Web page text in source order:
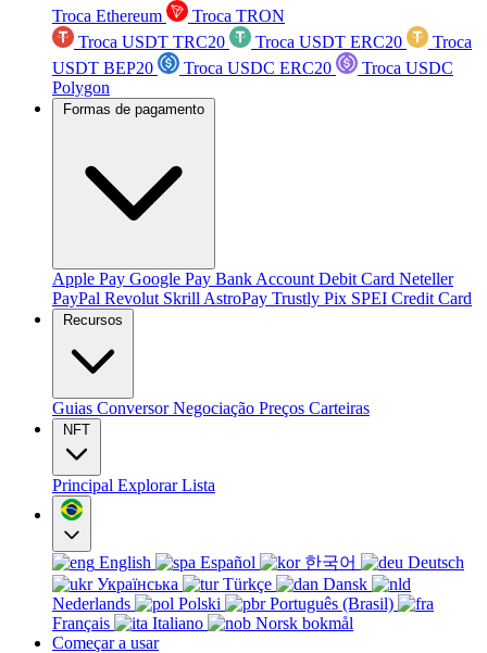
Troca Ethereum
Troca TRON
Troca USDT TRC20
Troca USDT ERC20
Troca
USDT BEP20
Troca USDC ERC20
Troca USDC
Polygon
Formas de pagamento
Apple Pay Google Pay Bank Account Debit Card Neteller
PayPal Revolut Skrill AstroPay Trustly Pix SPEI Credit Card
Recursos
Guias ConversorNegociação Preços Carteiras
NFT
Principal ExplorarLista
English Español 한국어
Deutsch
Українська
Türkçe
Dansk
Nederlands
Polski
Português (Brasil)
Français
Italiano
Norsk bokmål
Começar a usar